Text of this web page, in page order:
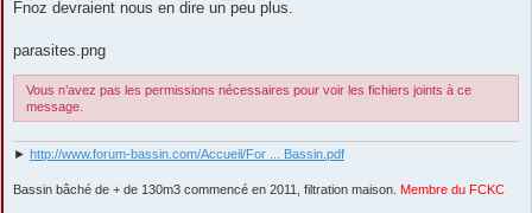
Fnoz devraient nous en dire un peu plus.
parasites.png
Vous n’avez pas les permissions nécessaires pour voir les fichiers joints à ce
message.
► http://www.forum-bassin.com/Accueil/For ... Bassin.pdf
Bassin bâché de + de 130m3 commencé en 2011, filtration maison. Membre du FCKC